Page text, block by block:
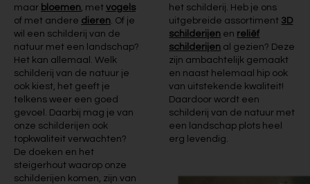
maar bloemen, met vogels
of met andere dieren. Of je
wil een schilderij van de
natuur met een landschap?
Het kan allemaal. Welk
schilderij van de natuur je
ook kiest, het geeft je
telkens weer een goed
gevoel. Daarbij mag je van
onze schilderijen ook
topkwaliteit verwachten?
De doeken en het
steigerhout waarop onze
schilderijen komen, zijn van
het schilderij. Heb je ons
uitgebreide assortiment 3D
schilderijen en reliëf
schilderijen al gezien? Deze
zijn ambachtelijk gemaakt
en naast helemaal hip ook
van uitstekende kwaliteit!
Daardoor wordt een
schilderij van de natuur met
een landschap plots heel
erg levendig.